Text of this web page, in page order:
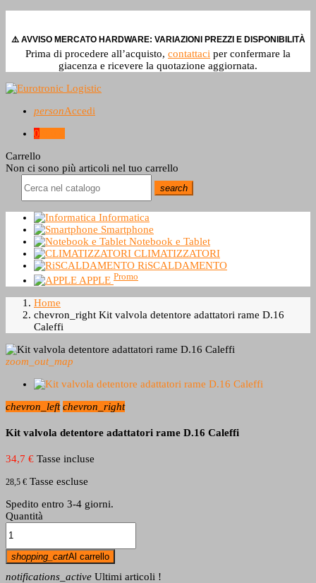
⚠️ AVVISO MERCATO HARDWARE: VARIAZIONI PREZZI E DISPONIBILITÀ
Prima di procedere all’acquisto, contattaci per confermare la
giacenza e ricevere la quotazione aggiornata.
personAccedi
0
Carrello
Non ci sono più articoli nel tuo carrello
search
Informatica
Smartphone
Notebook e Tablet
CLIMATIZZATORI
RiSCALDAMENTO
APPLE Promo
Home
chevron_right Kit valvola detentore adattatori rame D.16
Caleffi
zoom_out_map
chevron_left chevron_right
Kit valvola detentore adattatori rame D.16 Caleffi
34,7 € Tasse incluse
28,5 € Tasse escluse
Spedito entro 3-4 giorni.
Quantità
shopping_cartAl carrello
notifications_active Ultimi articoli !